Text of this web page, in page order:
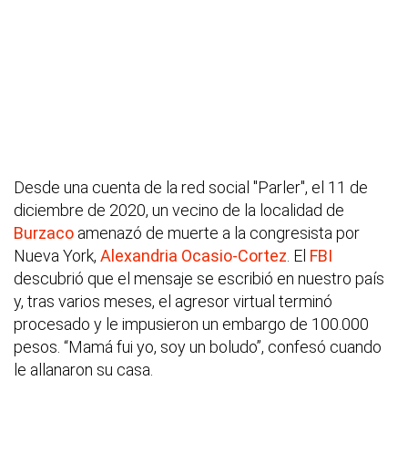
Desde una cuenta de la red social "Parler", el 11 de
diciembre de 2020, un vecino de la localidad de
Burzaco amenazó de muerte a la congresista por
Nueva York, Alexandria Ocasio-Cortez. El FBI
descubrió que el mensaje se escribió en nuestro país
y, tras varios meses, el agresor virtual terminó
procesado y le impusieron un embargo de 100.000
pesos. “Mamá fui yo, soy un boludo”, confesó cuando
le allanaron su casa.